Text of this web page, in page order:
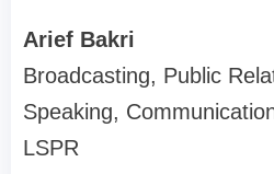
Arief Bakri
Broadcasting, Public
Speaking,
LSPR